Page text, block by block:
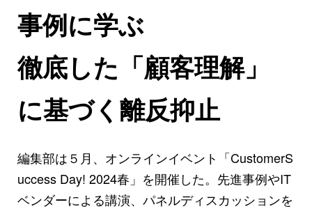
事例に学ぶ
徹底した「顧客理解」
に基づく離反抑止
編集部は５月、オンラインイベント「CustomerS
uccess Day! 2024春」を開催した。先進事例やIT
ベンダーによる講演、パネルディスカッションを